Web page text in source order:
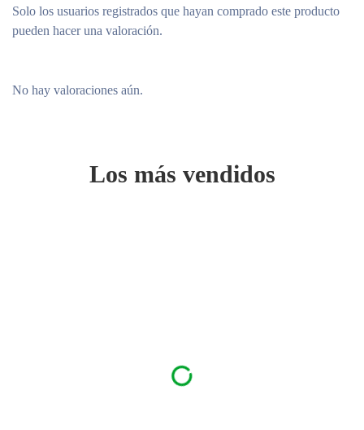
No hay valoraciones aún.
Solo los usuarios registrados que hayan comprado este producto
pueden hacer una valoración.
Los más vendidos